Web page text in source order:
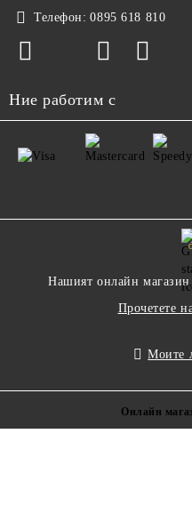
Телефон: 0895 618 810
Ние работим с
Нашият онлайн магазин
Прочетете
Моите
Онлайн